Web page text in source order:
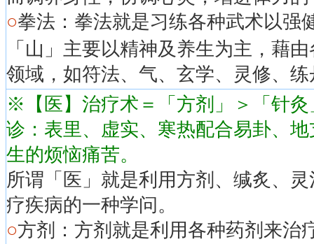
○拳法：拳法就是习练各种武术以强
「山」主要以精神及养生为主，藉
领域，如符法、气、玄学、灵修、
※【医】治疗术＝「方剂」＞「针
诊：表里、虚实、寒热配合易卦、
生的烦恼痛苦。
所谓「医」就是利用方剂、缄炙、
疗疾病的一种学问。
○方剂：方剂就是利用各种药剂来治